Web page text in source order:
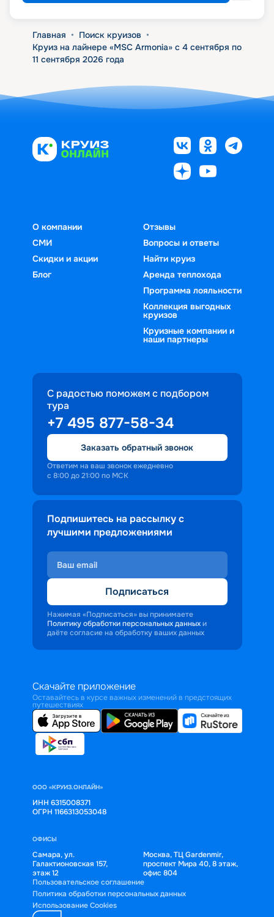
Главная • Поиск круизов •
Круиз на лайнере «MSC Armonia» с 4 сентября по
11 сентября 2026 года
О компании
СМИ
Скидки и акции
Блог
Отзывы
Вопросы и ответы
Найти круиз
Аренда теплохода
Программа лояльности
Коллекция выгодных
круизов
Круизные компании и
наши партнеры
С радостью поможем с подбором
тура
+7 495 877-58-34
Заказать обратный звонок
Ответим на ваш звонок ежедневно
с 8:00 до 21:00 по МСК
Подпишитесь на рассылку с
лучшими предложениями
Подписаться
Нажимая «Подписаться» вы принимаете
Политику обработки персональных данных и
даёте согласие на обработку ваших данных
Скачайте приложение
Оставайтесь в курсе важных изменений в предстоящих
путешествиях
ООО «КРУИЗ.ОНЛАЙН»
ИНН 6315008371
ОГРН 1166313053048
ОФИСЫ
Самара, ул.
Галактионовская 157,
этаж 12
Москва, ТЦ Gardenmir,
проспект Мира 40, 8 этаж,
офис 804
Пользовательское соглашение
Политика обработки персональных данных
Использование Cookies